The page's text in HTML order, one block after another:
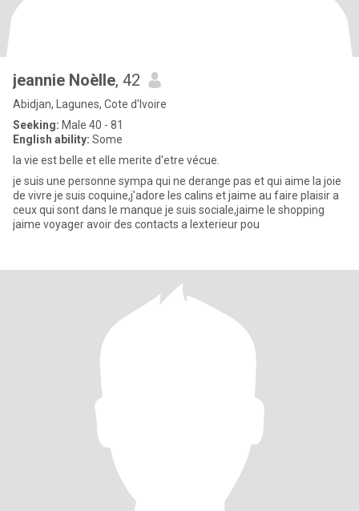
jeannie Noèlle, 42
Abidjan, Lagunes, Cote d'Ivoire
Seeking: Male 40 - 81
English ability: Some
la vie est belle et elle merite d'etre vécue.
je suis une personne sympa qui ne derange pas et qui aime la joie
de vivre je suis coquine,j'adore les calins et jaime au faire plaisir a
ceux qui sont dans le manque je suis sociale,jaime le shopping
jaime voyager avoir des contacts a lexterieur pou